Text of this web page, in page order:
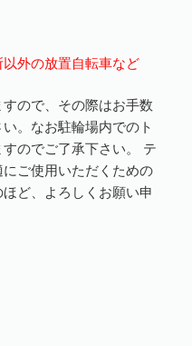
以外の放置自転車など
ので、その際はお手数
。なお駐輪場内でのト
のでご了承下さい。 テ
ご使用いただくための
ど、よろしくお願い申